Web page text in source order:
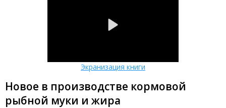
Экранизация книги
Новое в производстве кормовой
рыбной муки и жира